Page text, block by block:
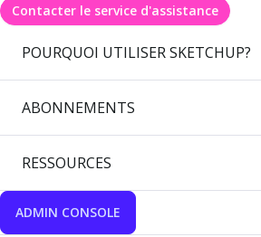
Contacter le service d'assistance
POURQUOI UTILISER SKETCHUP?
ABONNEMENTS
RESSOURCES
ADMIN CONSOLE